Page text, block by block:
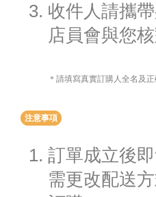
收件人請攜
店員會與您
＊請填寫真實訂購人全名及
注意事項
訂單成立後
需更改配送